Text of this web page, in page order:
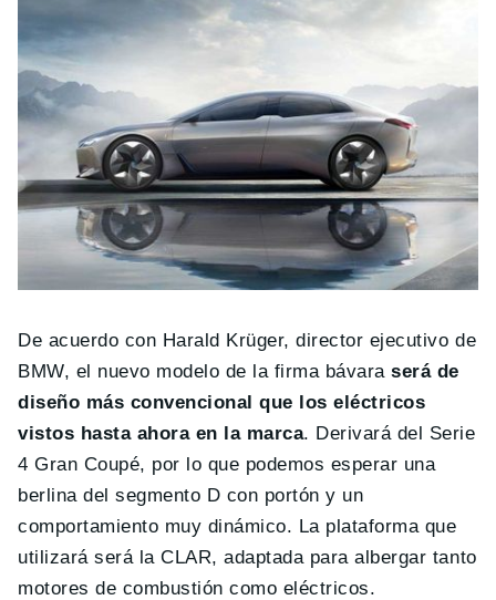
De acuerdo con Harald Krüger, director ejecutivo de
BMW, el nuevo modelo de la firma bávaraserá de
diseño más convencional que los eléctricos
vistos hasta ahora en la marca. Derivará del Serie
4 Gran Coupé, por lo que podemos esperar una
berlina del segmento D con portón y un
comportamiento muy dinámico. La plataforma que
utilizará será la CLAR, adaptada para albergar tanto
motores de combustión como eléctricos.